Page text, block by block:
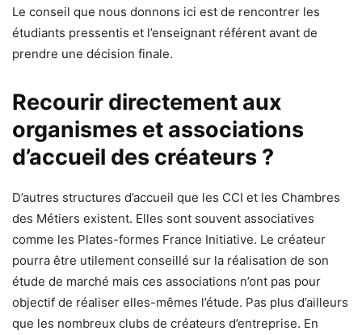
Le conseil que nous donnons ici est de rencontrer les
étudiants pressentis et l’enseignant référent avant de
prendre une décision finale.
Recourir directement aux
organismes et associations
d’accueil des créateurs ?
D’autres structures d’accueil que les CCI et les Chambres
des Métiers existent. Elles sont souvent associatives
comme les Plates-formes France Initiative. Le créateur
pourra être utilement conseillé sur la réalisation de son
étude de marché mais ces associations n’ont pas pour
objectif de réaliser elles-mêmes l’étude. Pas plus d’ailleurs
que les nombreux clubs de créateurs d’entreprise. En